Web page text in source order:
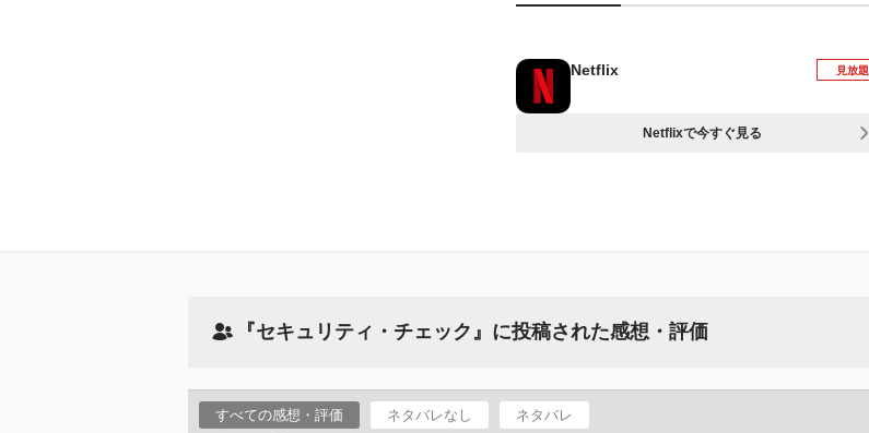
Netflix 見放題
Netflixで今すぐ見る
『セキュリティ・チェック』に投稿された感想・評価
すべての感想・評価 ネタバレなし ネタバレ